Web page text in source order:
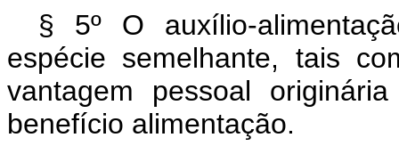
§ 5º O auxílio-
espécie semelhante, tais
vantagem pessoal
benefício alimentação.